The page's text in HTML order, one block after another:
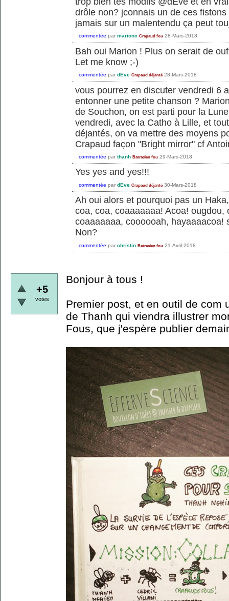
drôle non? jconnais un de ces
jamais sur un malentendu ça peut
commentée par marionc Crapaud fou 28-Mars-2018
Bah oui Marion ! Plus on serait de
Let me know ;-)
commentée par dEve Crapaud déjanté 28-Mars-2018
vous pourrez en discuter vendredi 6
entonner une petite chanson ?
de Souchon, on est parti pour la
vendredi, avec la Catho à Lille, et
déjantés, on va mettre des moyens
Crapaud façon "Bright mirror" cf
commentée par thanh Batracien fou 29-Mars-2018
Yes yes and yes!!!
commentée par dEve Crapaud déjanté 30-Mars-2018
Ah oui alors et pourquoi pas un
coa, coa, coaaaaaaa! Acoa!
coaaaaaaa, coooooah,
Non?
commentée par christin Batracien fou 21-Avril-2018
+5
votes
Bonjour à tous !
Premier post, et en outil de com
de Thanh qui viendra illustrer
Fous, que j'espère publier